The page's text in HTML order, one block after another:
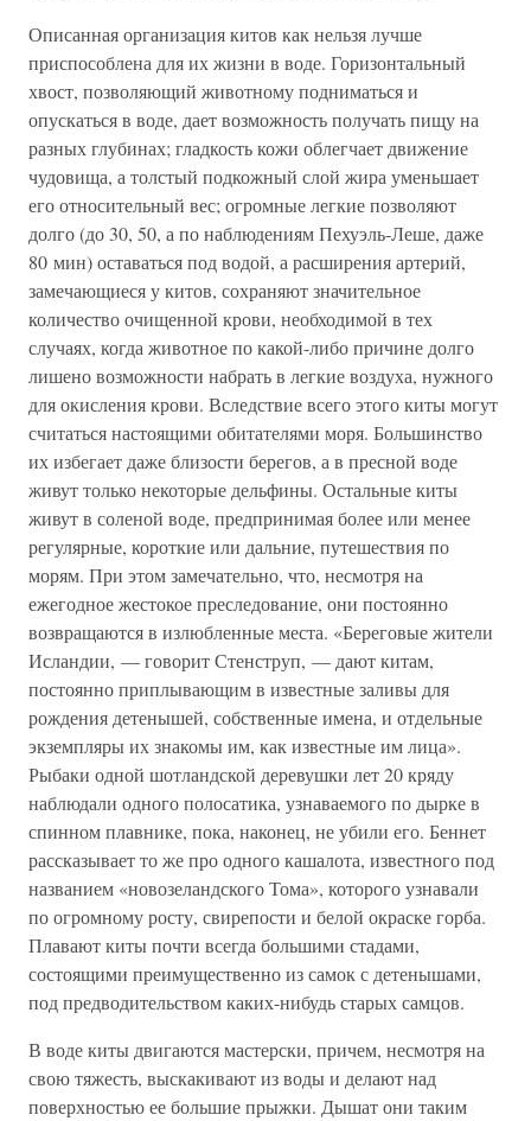
Описанная организация китов как нельзя лучше
приспособлена для их жизни в воде. Горизонтальный
хвост, позволяющий животному подниматься и
опускаться в воде, дает возможность получать пищу на
разных глубинах; гладкость кожи облегчает движение
чудовища, а толстый подкожный слой жира уменьшает
его относительный вес; огромные легкие позволяют
долго (до 30, 50, а по наблюдениям Пехуэль-Леше, даже
80 мин) оставаться под водой, а расширения артерий,
замечающиеся у китов, сохраняют значительное
количество очищенной крови, необходимой в тех
случаях, когда животное по какой-либо причине долго
лишено возможности набрать в легкие воздуха, нужного
для окисления крови. Вследствие всего этого киты могут
считаться настоящими обитателями моря. Большинство
их избегает даже близости берегов, а в пресной воде
живут только некоторые дельфины. Остальные киты
живут в соленой воде, предпринимая более или менее
регулярные, короткие или дальние, путешествия по
морям. При этом замечательно, что, несмотря на
ежегодное жестокое преследование, они постоянно
возвращаются в излюбленные места. «Береговые жители
Исландии, — говорит Стенструп, — дают китам,
постоянно приплывающим в известные заливы для
рождения детенышей, собственные имена, и отдельные
экземпляры их знакомы им, как известные им лица».
Рыбаки одной шотландской деревушки лет 20 кряду
наблюдали одного полосатика, узнаваемого по дырке в
спинном плавнике, пока, наконец, не убили его. Беннет
рассказывает то же про одного кашалота, известного под
названием «новозеландского Тома», которого узнавали
по огромному росту, свирепости и белой окраске горба.
Плавают киты почти всегда большими стадами,
состоящими преимущественно из самок с детенышами,
под предводительством каких-нибудь старых самцов.
В воде киты двигаются мастерски, причем, несмотря на
свою тяжесть, выскакивают из воды и делают над
поверхностью ее большие прыжки. Дышат они таким